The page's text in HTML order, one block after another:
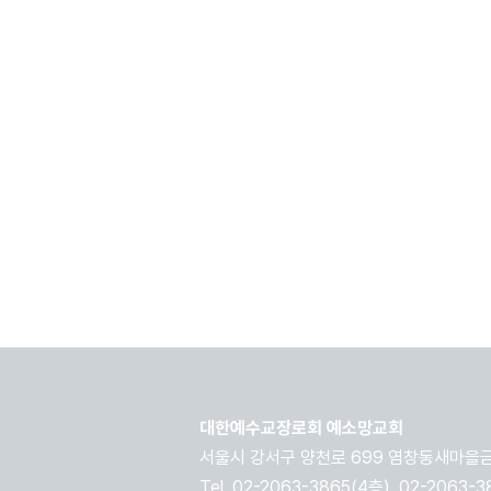
대한예수교장로회 예소망교회
서울시 강서구 양천로 699 염창동새마을